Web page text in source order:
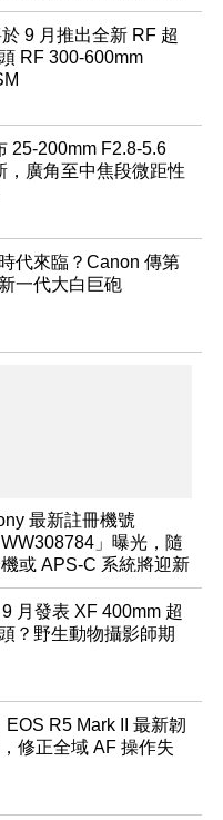
鏡
9 月推出全新 RF 超
RF 300-600mm
25-200mm F2.8-5.6
，廣角至中焦段微距性
代來臨？Canon 傳第
一代大白巨砲
最新註冊機號
WW308784」曝光，隨
或 APS-C 系統將迎新
？
月發表 XF 400mm 超
？野生動物攝影師期
EOS R5 Mark II 最新韌
修正全域 AF 操作失